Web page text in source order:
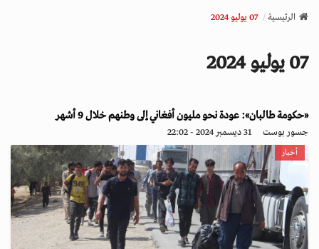
v
a
o
n
الرئيسية 07 يوليو 2024
07 يوليو 2024
«حكومة طالبان»: عودة نحو مليون أفغاني إلى وطنهم خلال 9 أشهر
جسور بوست 31 ديسمبر 2024 - 22:02
أخبار